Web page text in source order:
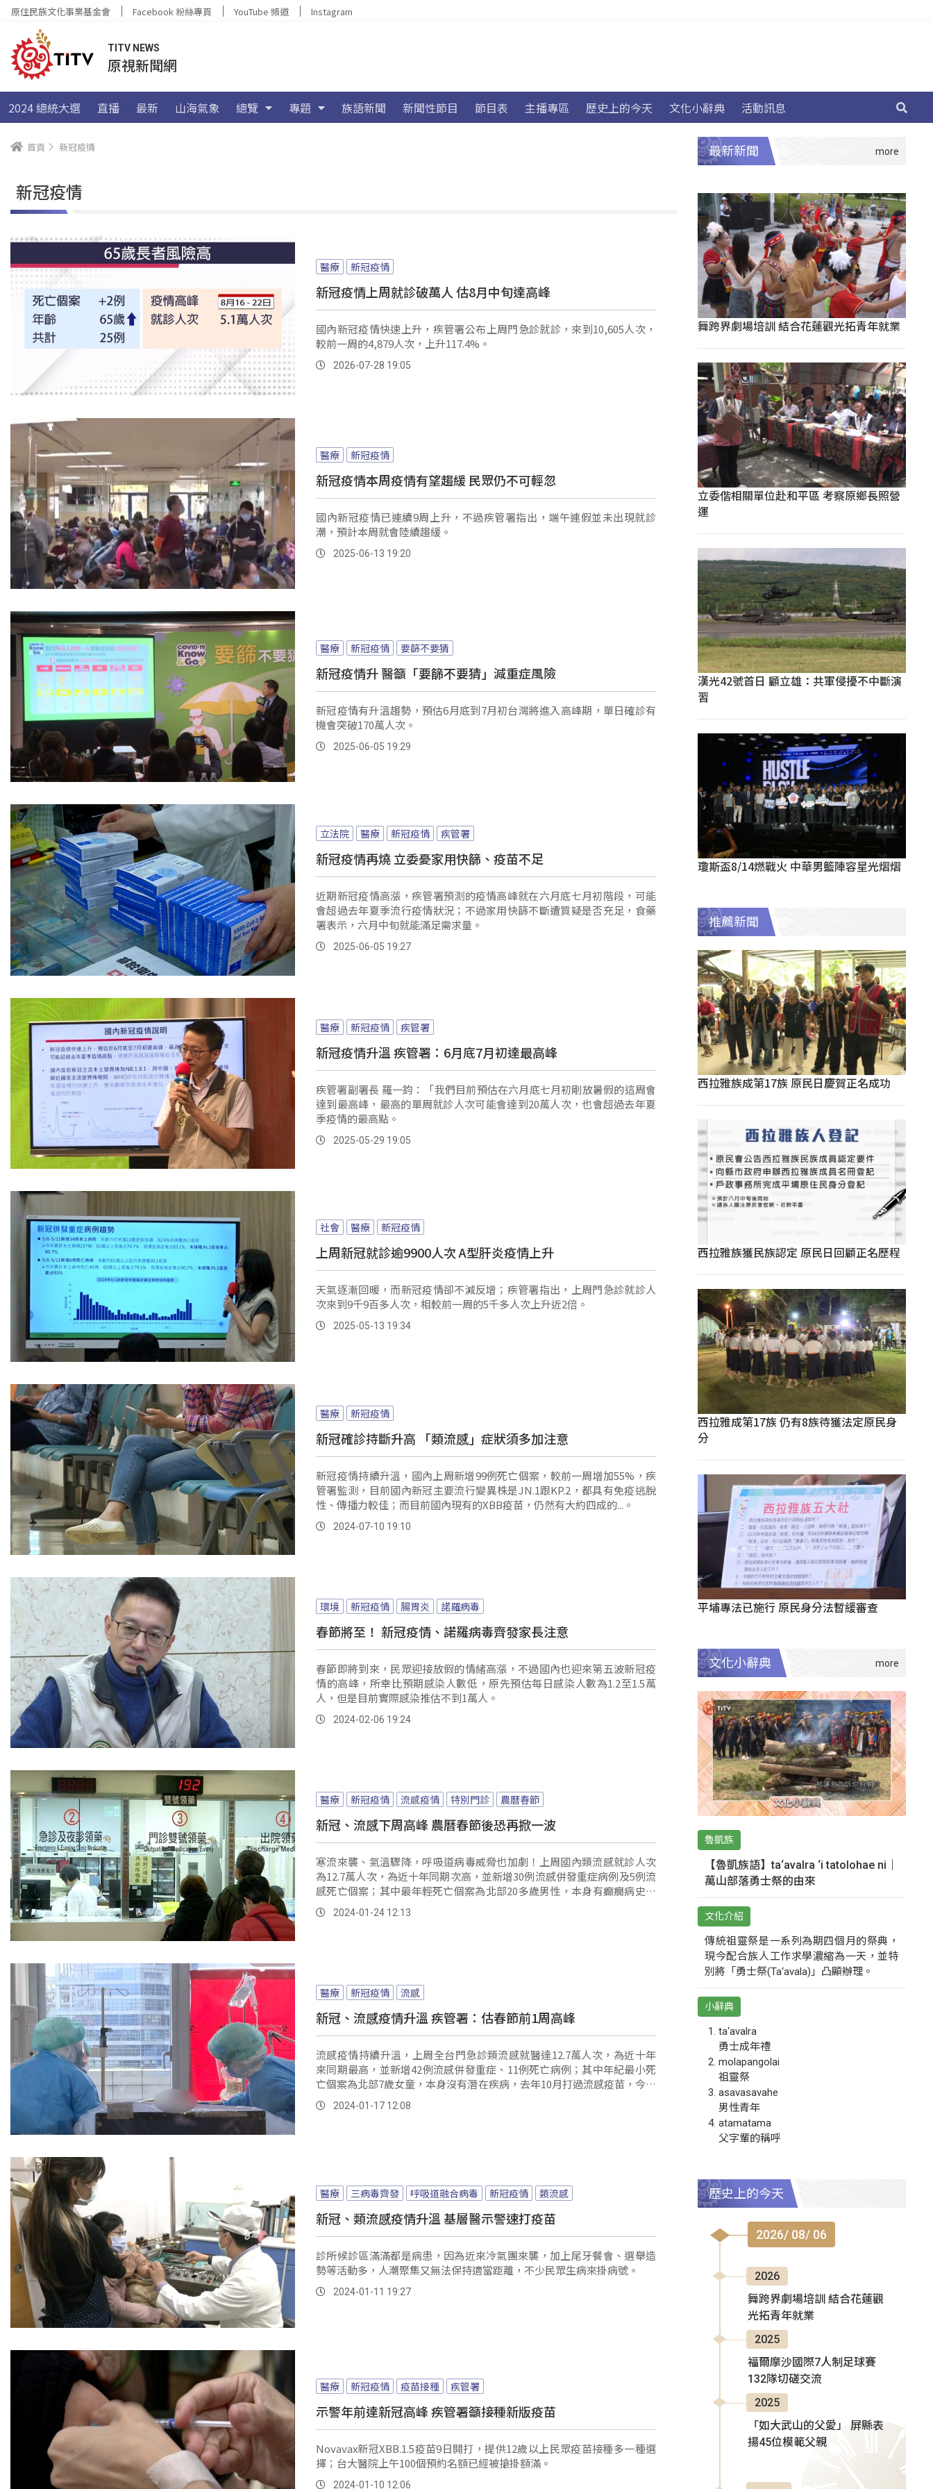
原住民族文化事業基金會 Facebook 粉絲專頁 YouTube 頻道 Instagram
TITV NEWS
原視新聞網
2024 總統大選 直播 最新 山海氣象 總覽 專題 族語新聞 新聞性節目 節目表 主播專區 歷史上的今天 文化小辭典 活動訊息
首頁 新冠疫情
新冠疫情
醫療 新冠疫情
新冠疫情上周就診破萬人 估8月中旬達高峰
國內新冠疫情快速上升，疾管署公布上周門急診就診，來到10,605人次，
較前一周的4,879人次，上升117.4%。
2026-07-28 19:05
醫療 新冠疫情
新冠疫情本周疫情有望趨緩 民眾仍不可輕忽
國內新冠疫情已連續9周上升，不過疾管署指出，端午連假並未出現就診
潮，預計本周就會陸續趨緩。
2025-06-13 19:20
醫療 新冠疫情 要篩不要猜
新冠疫情升 醫籲「要篩不要猜」減重症風險
新冠疫情有升溫趨勢，預估6月底到7月初台灣將進入高峰期，單日確診有
機會突破170萬人次。
2025-06-05 19:29
立法院 醫療 新冠疫情 疾管署
新冠疫情再燒 立委憂家用快篩、疫苗不足
近期新冠疫情高漲，疾管署預測的疫情高峰就在六月底七月初階段，可能
會超過去年夏季流行疫情狀況；不過家用快篩不斷遭質疑是否充足，食藥
署表示，六月中旬就能滿足需求量。
2025-06-05 19:27
醫療 新冠疫情 疾管署
新冠疫情升溫 疾管署：6月底7月初達最高峰
疾管署副署長 羅一鈞：「我們目前預估在六月底七月初剛放暑假的這周會
達到最高峰，最高的單周就診人次可能會達到20萬人次，也會超過去年夏
季疫情的最高點。
2025-05-29 19:05
社會 醫療 新冠疫情
上周新冠就診逾9900人次 A型肝炎疫情上升
天氣逐漸回暖，而新冠疫情卻不減反增；疾管署指出，上周門急診就診人
次來到9千9百多人次，相較前一周的5千多人次上升近2倍。
2025-05-13 19:34
醫療 新冠疫情
新冠確診持斷升高 「類流感」症狀須多加注意
新冠疫情持續升溫，國內上周新增99例死亡個案，較前一周增加55%，疾
管署監測，目前國內新冠主要流行變異株是JN.1跟KP.2，都具有免疫逃脫
性、傳播力較佳；而目前國內現有的XBB疫苗，仍然有大約四成的...。
2024-07-10 19:10
環境 新冠疫情 腸胃炎 諾羅病毒
春節將至！ 新冠疫情、諾羅病毒齊發家長注意
春節即將到來，民眾迎接放假的情緒高漲，不過國內也迎來第五波新冠疫
情的高峰，所幸比預期感染人數低，原先預估每日感染人數為1.2至1.5萬
人，但是目前實際感染推估不到1萬人。
2024-02-06 19:24
醫療 新冠疫情 流感疫情 特別門診 農曆春節
新冠、流感下周高峰 農曆春節後恐再掀一波
寒流來襲、氣溫驟降，呼吸道病毒威脅也加劇！上周國內類流感就診人次
為12.7萬人次，為近十年同期次高，並新增30例流感併發重症病例及5例流
感死亡個案；其中最年輕死亡個案為北部20多歲男性，本身有癲癇病史，
去年12月下旬發病，家人發現他失去意識送醫，檢查研判有肺炎及缺氧性
腦病變，住院四周仍不治死亡。
2024-01-24 12:13
醫療 新冠疫情 流感
新冠、流感疫情升溫 疾管署：估春節前1周高峰
流感疫情持續升溫，上周全台門急診類流感就醫達12.7萬人次，為近十年
來同期最高，並新增42例流感併發重症、11例死亡病例；其中年紀最小死
亡個案為北部7歲女童，本身沒有潛在疾病，去年10月打過流感疫苗，今年
1月初發病還併發罕見的「急性壞死性腦病變」，病情快速惡化住院第四天
就不治死亡，成為今年最年輕流感死亡個案。
2024-01-17 12:08
醫療 三病毒齊發 呼吸道融合病毒 新冠疫情 類流感
新冠、類流感疫情升溫 基層醫示警速打疫苗
診所候診區滿滿都是病患，因為近來冷氣團來襲，加上尾牙餐會、選舉造
勢等活動多，人潮聚集又無法保持適當距離，不少民眾生病來掛病號。
2024-01-11 19:27
醫療 新冠疫情 疫苗接種 疾管署
示警年前達新冠高峰 疾管署籲接種新版疫苗
Novavax新冠XBB.1.5疫苗9日開打，提供12歲以上民眾疫苗接種多一種選
擇；台大醫院上午100個預約名額已經被搶掛額滿。
2024-01-10 12:06
最新新聞
舞跨界劇場培訓 結合花蓮觀光拓青年就業
立委偕相關單位赴和平區 考察原鄉長照營
運
漢光42號首日 顧立雄：共軍侵擾不中斷演
習
瓊斯盃8/14燃戰火 中華男籃陣容星光熠熠
推薦新聞
西拉雅族成第17族 原民日慶賀正名成功
西拉雅族獲民族認定 原民日回顧正名歷程
西拉雅成第17族 仍有8族待獲法定原民身
分
平埔專法已施行 原民身分法暫緩審查
文化小辭典
魯凱族
【魯凱族語】ta‘avalra ‘i tatolohae ni｜
萬山部落勇士祭的由來
文化介紹
傳統祖靈祭是一系列為期四個月的祭典，
現今配合族人工作求學濃縮為一天，並特
別將「勇士祭(Ta‘avala)」凸顯辦理。
小辭典
ta‘avalra
勇士成年禮
molapangolai
祖靈祭
asavasavahe
男性青年
atamatama
父字輩的稱呼
歷史上的今天
2026/ 08/ 06
2026
舞跨界劇場培訓 結合花蓮觀
光拓青年就業
2025
福爾摩沙國際7人制足球賽
132隊切磋交流
2025
「如大武山的父愛」 屏縣表
揚45位模範父親